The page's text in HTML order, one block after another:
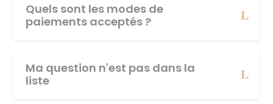
Quels sont les modes de
paiements acceptés ?
Ma question n'est pas dans la
liste